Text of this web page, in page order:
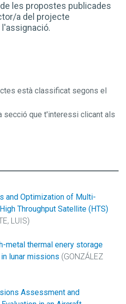
les propostes publicades
a del projecte
està classificat segons el
secció que t'interessi clicant als
and Optimization of Multi-
Throughput Satellite (HTS)
LUIS)
metal thermal enery storage
lunar missions (GONZÁLEZ
Assessment and